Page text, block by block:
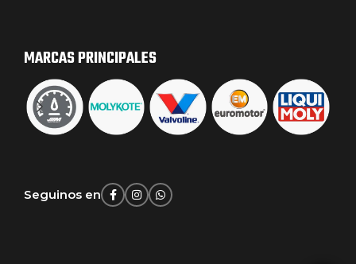
MARCAS PRINCIPALES
Seguinos en